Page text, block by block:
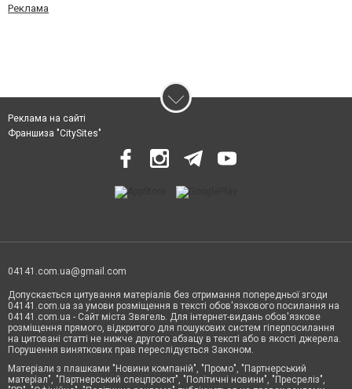
Реклама
Реклама на сайті
Франшиза "CitySites"
04141.com.ua@gmail.com
Допускається цитування матеріалів без отримання попередньої згоди
04141.com.ua за умови розміщення в тексті обов'язкового посилання на
04141.com.ua - Сайт міста Звягель. Для інтернет-видань обов'язкове
розміщення прямого, відкритого для пошукових систем гіперпосилання
на цитовані статті не нижче другого абзацу в тексті або в якості джерела.
Порушення виняткових прав переслідується Законом.
Матеріали з плашками "Новини компаній", "Промо", "Партнерський
матеріал", "Партнерський спецпроєкт", "Політичні новини", "Пресреліз",